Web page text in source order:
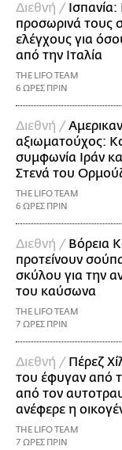
Διεθνή /
προσωρινά τους
ελέγχους για
από την Ιταλία
THE LIFO TEAM
6 ΩΡΕΣ ΠΡΙΝ
Διεθνή /
αξιωματούχος:
συμφωνία Ιράν
Στενά του
THE LIFO TEAM
6 ΩΡΕΣ ΠΡΙΝ
Διεθνή / Βόρεια
προτείνουν
σκύλου για την
του καύσωνα
THE LIFO TEAM
7 ΩΡΕΣ ΠΡΙΝ
Διεθνή / Πέρεζ
του έφυγαν από
από τον
ανέφερε η
THE LIFO TEAM
7 ΩΡΕΣ ΠΡΙΝ